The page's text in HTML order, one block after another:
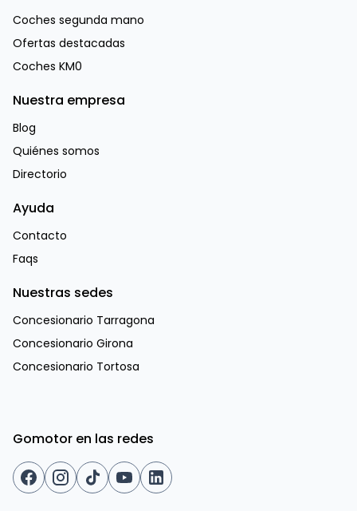
Coches segunda mano
Ofertas destacadas
Coches KM0
Nuestra empresa
Blog
Quiénes somos
Directorio
Ayuda
Contacto
Faqs
Nuestras sedes
Concesionario Tarragona
Concesionario Girona
Concesionario Tortosa
Gomotor en las redes